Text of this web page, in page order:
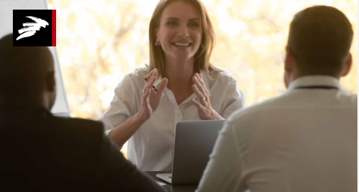
Praktiske spørgsmål
Spørgsmål til tilmelding, forplejning,
afholdelsessted m.m.
Hvad kan vi hjælpe
dig med?